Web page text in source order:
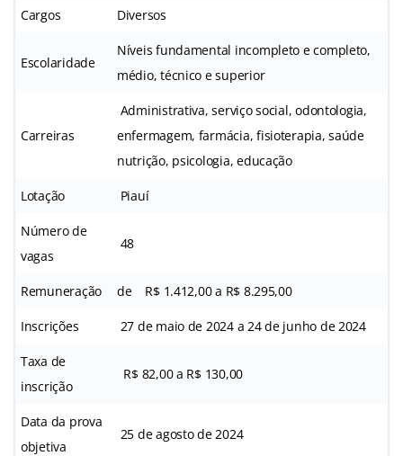
Cargos Diversos
Escolaridade
Níveis fundamental incompleto e completo,
médio, técnico e superior
Carreiras
Administrativa, serviço social, odontologia,
enfermagem, farmácia, fisioterapia, saúde
nutrição, psicologia, educação
Lotação Piauí
Número de
vagas
48
Remuneração de R$ 1.412,00 a R$ 8.295,00
Inscrições 27 de maio de 2024 a 24 de junho de 2024
Taxa de
inscrição
R$ 82,00 a R$ 130,00
Data da prova
objetiva
25 de agosto de 2024